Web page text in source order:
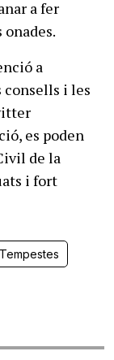
a fer
a
consells i les
es poden
de la
i fort
Tempestes